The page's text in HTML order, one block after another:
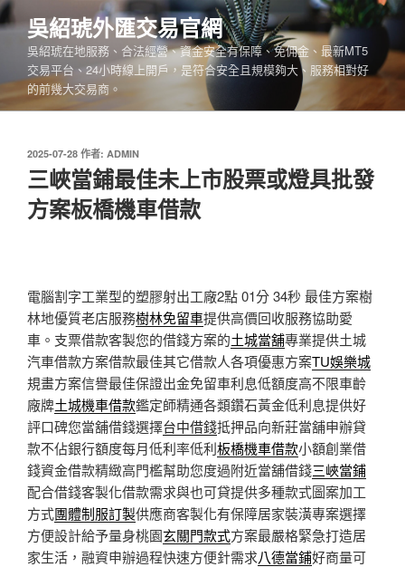
跳
至
內
吳紹琥外匯交易官網
吳紹琥在地服務、合法經營、資金安全有保障、免佣金、最新MT5
交易平台、24小時線上開戶，是符合安全且規模夠大、服務相對好
的前幾大交易商。
發
佈
於
2025-07-28 作者: ADMIN
三峽當鋪最佳未上市股票或燈具批發
方案板橋機車借款
電腦割字工業型的塑膠射出工廠2點 01分 34秒 最佳方案樹
林地優質老店服務樹林免留車提供高價回收服務協助愛
車。支票借款客製您的借錢方案的土城當舖專業提供土城
汽車借款方案借款最佳其它借款人各項優惠方案TU娛樂城
規畫方案信譽最佳保證出金免留車利息低額度高不限車齡
廠牌土城機車借款鑑定師精通各類鑽石黃金低利息提供好
評口碑您當舖借錢選擇台中借錢抵押品向新莊當舖申辦貸
款不佔銀行額度每月低利率低利板橋機車借款小額創業借
錢資金借款精緻高門檻幫助您度過附近當舖借錢三峽當鋪
配合借錢客製化借款需求與也可貸提供多種款式圖案加工
方式團體制服訂製供應商客製化有保障居家裝潢專案選擇
方便設計給予量身桃園玄關門款式方案最嚴格緊急打造居
家生活，融資申辦過程快速方便針需求八德當鋪好商量可